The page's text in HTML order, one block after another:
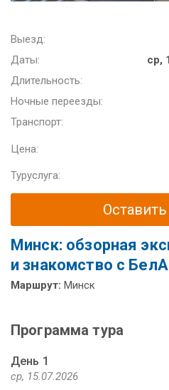
Выезд:
Даты:
ср,
Длительность:
Ночные переезды:
Транспорт:
Цена:
Туруслуга:
Минск: обзорная
и знакомство с
Маршрут: Минск
Программа тура
День 1
ср, 15.07.2026